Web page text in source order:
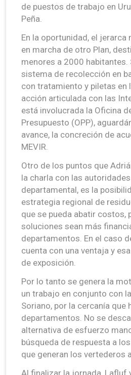
de puestos de trabajo en
Peña.
En la oportunidad, el jerarca
en marcha de otro Plan,
menores a 2000 habitantes.
sistema de recolección en
con tratamiento y piletas en
acción articulada con las
está involucrada la Oficina
Presupuesto (OPP),
avance, la concreción de
MEVIR.
Otro de los puntos que
la charla con las
departamental, es la
estrategia regional de
que se pueda abatir costos,
soluciones sean más
departamentos. En el caso
cuenta con una ventaja y
de exposición.
Por lo tanto se genera la
un trabajo en conjunto con
Soriano, por la cercanía que
departamentos. No se
alternativa de esfuerzo
búsqueda de respuesta a
que generan los vertederos
Al finalizar la jornada, Lafluf